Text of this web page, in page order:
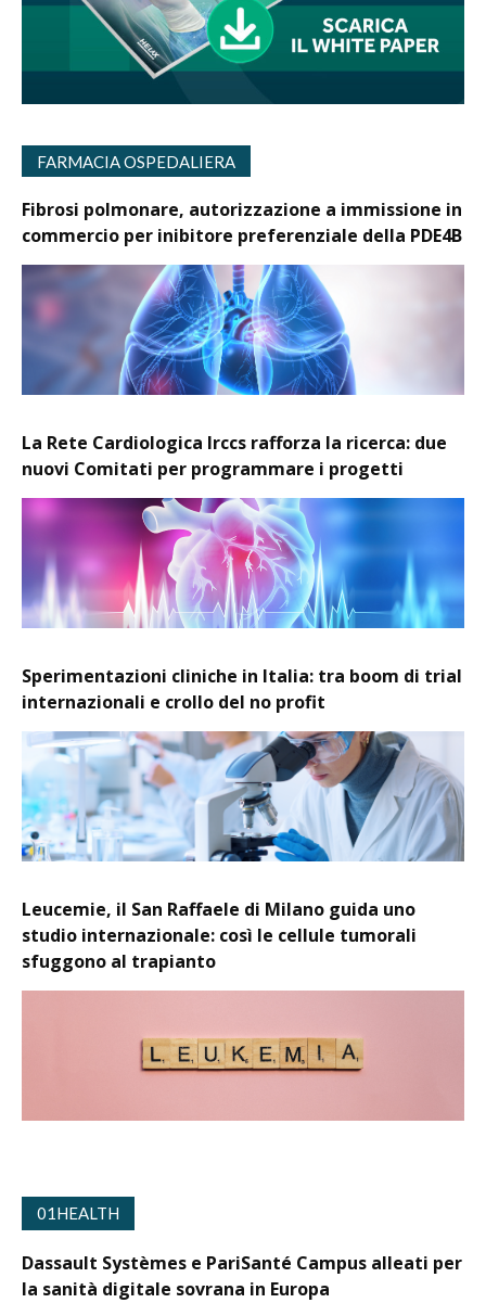
FARMACIA OSPEDALIERA
Fibrosi polmonare, autorizzazione a immissione in
commercio per inibitore preferenziale della PDE4B
La Rete Cardiologica Irccs rafforza la ricerca: due
nuovi Comitati per programmare i progetti
Sperimentazioni cliniche in Italia: tra boom di trial
internazionali e crollo del no profit
Leucemie, il San Raffaele di Milano guida uno
studio internazionale: così le cellule tumorali
sfuggono al trapianto
01HEALTH
Dassault Systèmes e PariSanté Campus alleati per
la sanità digitale sovrana in Europa